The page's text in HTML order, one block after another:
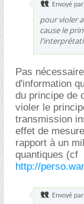
Envoyé par
pour violer
cause le
Pas
d'information
du principe de
violer le
transmission
effet de
rapport à un
quantiques (cf
http://
Envoyé par